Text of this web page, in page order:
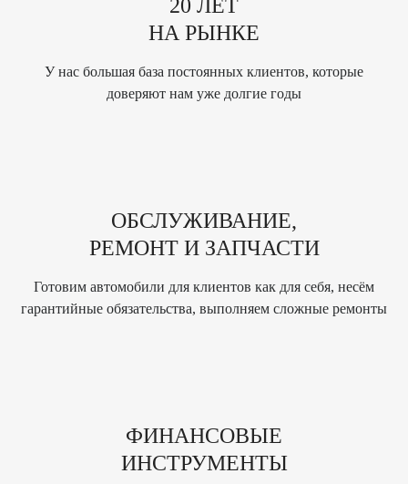
20 ЛЕТ
НА РЫНКЕ
У нас большая база постоянных клиентов, которые
доверяют нам уже долгие годы
ОБСЛУЖИВАНИЕ,
РЕМОНТ И ЗАПЧАСТИ
Готовим автомобили для клиентов как для себя, несëм
гарантийные обязательства, выполняем сложные ремонты
ФИНАНСОВЫЕ
ИНСТРУМЕНТЫ